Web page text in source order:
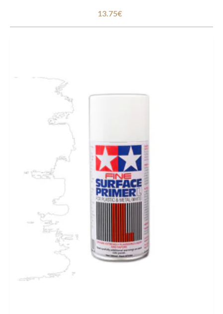
13.75€